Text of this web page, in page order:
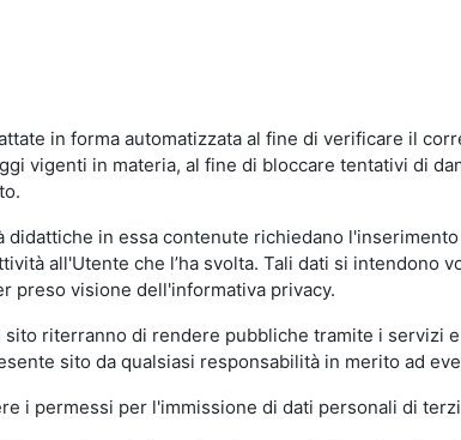
in forma automatizzata al fine di verificare il
vigenti in materia, al fine di bloccare tentativi di
didattiche in essa contenute richiedano
all'Utente che l’ha svolta. Tali dati si
preso visione dell'informativa privacy.
riterranno di rendere pubbliche tramite i
sito da qualsiasi responsabilità in merito ad
i permessi per l'immissione di dati personali di